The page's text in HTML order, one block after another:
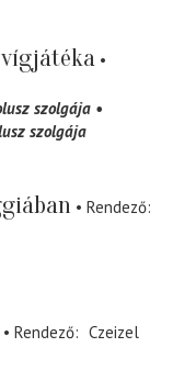
vígjátéka
szolgája
szolgája
Rendező
Rendező
Czeizel